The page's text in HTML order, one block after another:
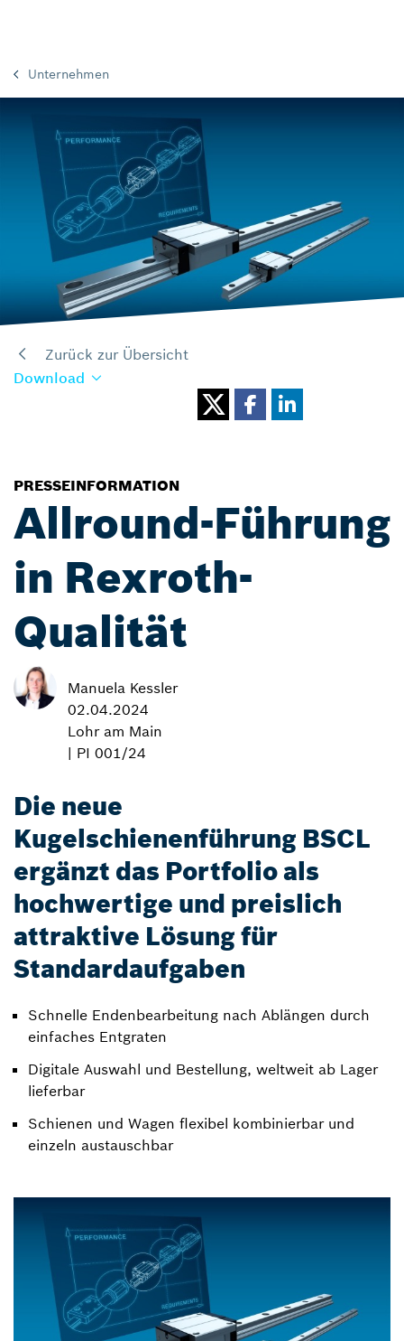
Unternehmen
Zurück zur Übersicht
Download
PRESSEINFORMATION
Allround-Führung
in Rexroth-
Qualität
Manuela Kessler
02.04.2024
Lohr am Main
| PI 001/24
Die neue
Kugelschienenführung BSCL
ergänzt das Portfolio als
hochwertige und preislich
attraktive Lösung für
Standardaufgaben
Schnelle Endenbearbeitung nach Ablängen durch
einfaches Entgraten
Digitale Auswahl und Bestellung, weltweit ab Lager
lieferbar
Schienen und Wagen flexibel kombinierbar und
einzeln austauschbar